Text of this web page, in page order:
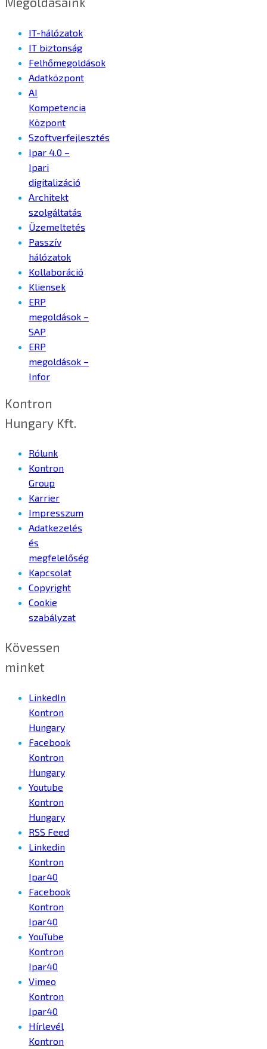
IT-hálózatok
IT biztonság
Felhőmegoldások
Adatközpont
AI
Kompetencia
Központ
Szoftverfejlesztés
Ipar 4.0 –
Ipari
digitalizáció
Architekt
szolgáltatás
Üzemeltetés
Passzív
hálózatok
Kollaboráció
Kliensek
ERP
megoldások –
SAP
ERP
megoldások –
Infor
Kontron
Hungary Kft.
Rólunk
Kontron
Group
Karrier
Impresszum
Adatkezelés
és
megfelelőség
Kapcsolat
Copyright
Cookie
szabályzat
Kövessen
minket
LinkedIn
Kontron
Hungary
Facebook
Kontron
Hungary
Youtube
Kontron
Hungary
RSS Feed
Linkedin
Kontron
Ipar40
Facebook
Kontron
Ipar40
YouTube
Kontron
Ipar40
Vimeo
Kontron
Ipar40
Hírlevél
Kontron